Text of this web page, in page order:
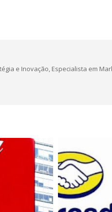
e Inovação, Especialista em